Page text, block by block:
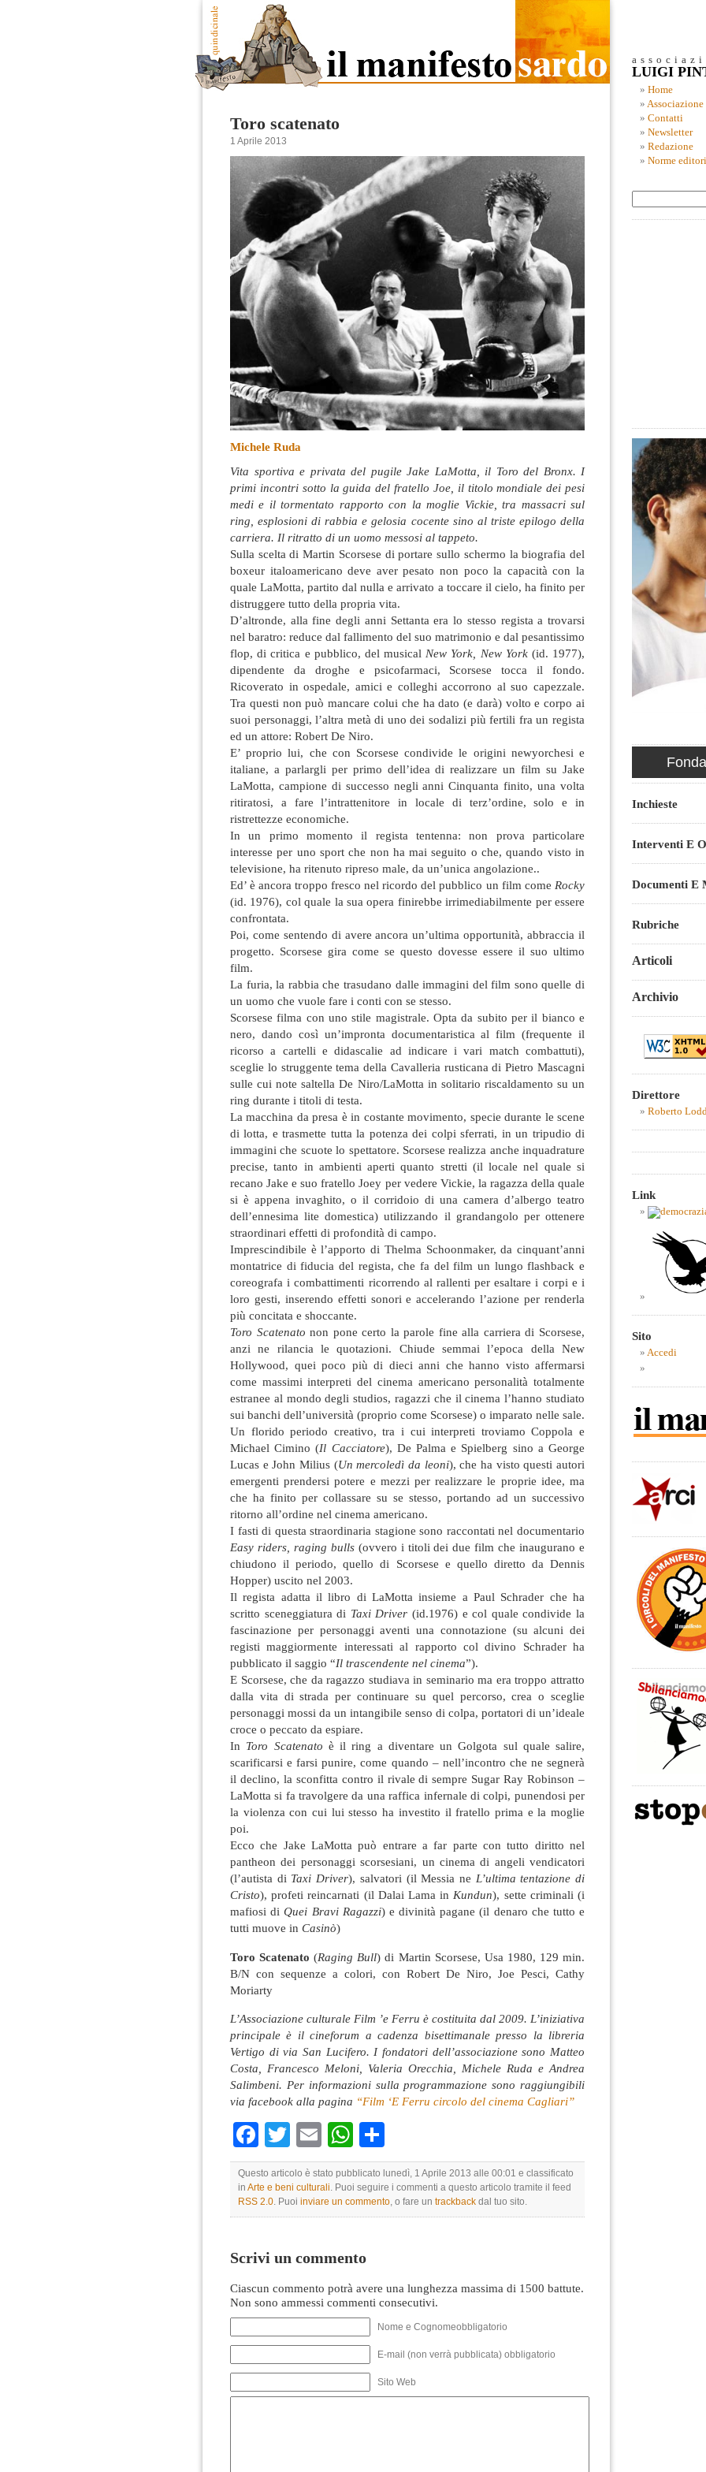
Toro scatenato
1 Aprile 2013
Michele Ruda
Vita sportiva e privata del pugile Jake LaMotta, il Toro del Bronx. I
primi incontri sotto la guida del fratello Joe, il titolo mondiale dei pesi
medi e il tormentato rapporto con la moglie Vickie, tra massacri sul
ring, esplosioni di rabbia e gelosia cocente sino al triste epilogo della
carriera. Il ritratto di un uomo messosi al tappeto.
Sulla scelta di Martin Scorsese di portare sullo schermo la biografia del
boxeur italoamericano deve aver pesato non poco la capacità con la
quale LaMotta, partito dal nulla e arrivato a toccare il cielo, ha finito per
distruggere tutto della propria vita.
D’altronde, alla fine degli anni Settanta era lo stesso regista a trovarsi
nel baratro: reduce dal fallimento del suo matrimonio e dal pesantissimo
flop, di critica e pubblico, del musical New York, New York(id. 1977),
dipendente da droghe e psicofarmaci, Scorsese tocca il fondo.
Ricoverato in ospedale, amici e colleghi accorrono al suo capezzale.
Tra questi non può mancare colui che ha dato (e darà) volto e corpo ai
suoi personaggi, l’altra metà di uno dei sodalizi più fertili fra un regista
ed un attore: Robert De Niro.
E’ proprio lui, che con Scorsese condivide le origini newyorchesi e
italiane, a parlargli per primo dell’idea di realizzare un film su Jake
LaMotta, campione di successo negli anni Cinquanta finito, una volta
ritiratosi, a fare l’intrattenitore in locale di terz’ordine, solo e in
ristrettezze economiche.
In un primo momento il regista tentenna: non prova particolare
interesse per uno sport che non ha mai seguito o che, quando visto in
televisione, ha ritenuto ripreso male, da un’unica angolazione..
Ed’ è ancora troppo fresco nel ricordo del pubblico un film come Rocky
(id. 1976), col quale la sua opera finirebbe irrimediabilmente per essere
confrontata.
Poi, come sentendo di avere ancora un’ultima opportunità, abbraccia il
progetto. Scorsese gira come se questo dovesse essere il suo ultimo
film.
La furia, la rabbia che trasudano dalle immagini del film sono quelle di
un uomo che vuole fare i conti con se stesso.
Scorsese filma con uno stile magistrale. Opta da subito per il bianco e
nero, dando così un’impronta documentaristica al film (frequente il
ricorso a cartelli e didascalie ad indicare i vari match combattuti),
sceglie lo struggente tema della Cavalleria rusticana di Pietro Mascagni
sulle cui note saltella De Niro/LaMotta in solitario riscaldamento su un
ring durante i titoli di testa.
La macchina da presa è in costante movimento, specie durante le scene
di lotta, e trasmette tutta la potenza dei colpi sferrati, in un tripudio di
immagini che scuote lo spettatore. Scorsese realizza anche inquadrature
precise, tanto in ambienti aperti quanto stretti (il locale nel quale si
recano Jake e suo fratello Joey per vedere Vickie, la ragazza della quale
si è appena invaghito, o il corridoio di una camera d’albergo teatro
dell’ennesima lite domestica) utilizzando il grandangolo per ottenere
straordinari effetti di profondità di campo.
Imprescindibile è l’apporto di Thelma Schoonmaker, da cinquant’anni
montatrice di fiducia del regista, che fa del film un lungo flashback e
coreografa i combattimenti ricorrendo al rallenti per esaltare i corpi e i
loro gesti, inserendo effetti sonori e accelerando l’azione per renderla
più concitata e shoccante.
Toro Scatenato non pone certo la parole fine alla carriera di Scorsese,
anzi ne rilancia le quotazioni. Chiude semmai l’epoca della New
Hollywood, quei poco più di dieci anni che hanno visto affermarsi
come massimi interpreti del cinema americano personalità totalmente
estranee al mondo degli studios, ragazzi che il cinema l’hanno studiato
sui banchi dell’università (proprio come Scorsese) o imparato nelle sale.
Un florido periodo creativo, tra i cui interpreti troviamo Coppola e
Michael Cimino (Il Cacciatore), De Palma e Spielberg sino a George
Lucas e John Milius (Un mercoledì da leoni), che ha visto questi autori
emergenti prendersi potere e mezzi per realizzare le proprie idee, ma
che ha finito per collassare su se stesso, portando ad un successivo
ritorno all’ordine nel cinema americano.
I fasti di questa straordinaria stagione sono raccontati nel documentario
Easy riders, raging bulls (ovvero i titoli dei due film che inaugurano e
chiudono il periodo, quello di Scorsese e quello diretto da Dennis
Hopper) uscito nel 2003.
Il regista adatta il libro di LaMotta insieme a Paul Schrader che ha
scritto sceneggiatura di Taxi Driver (id.1976) e col quale condivide la
fascinazione per personaggi aventi una connotazione (su alcuni dei
registi maggiormente interessati al rapporto col divino Schrader ha
pubblicato il saggio “Il trascendente nel cinema”).
E Scorsese, che da ragazzo studiava in seminario ma era troppo attratto
dalla vita di strada per continuare su quel percorso, crea o sceglie
personaggi mossi da un intangibile senso di colpa, portatori di un’ideale
croce o peccato da espiare.
In Toro Scatenato è il ring a diventare un Golgota sul quale salire,
scarificarsi e farsi punire, come quando – nell’incontro che ne segnerà
il declino, la sconfitta contro il rivale di sempre Sugar Ray Robinson –
LaMotta si fa travolgere da una raffica infernale di colpi, punendosi per
la violenza con cui lui stesso ha investito il fratello prima e la moglie
poi.
Ecco che Jake LaMotta può entrare a far parte con tutto diritto nel
pantheon dei personaggi scorsesiani, un cinema di angeli vendicatori
(l’autista di Taxi Driver), salvatori (il Messia ne L’ultima tentazione di
Cristo), profeti reincarnati (il Dalai Lama in Kundun), sette criminali (i
mafiosi diQuei Bravi Ragazzi) e divinità pagane (il denaro che tutto e
tutti muove in Casinò)
Toro Scatenato (Raging Bull) di Martin Scorsese, Usa 1980, 129 min.
B/N con sequenze a colori, con Robert De Niro, Joe Pesci, Cathy
Moriarty
L’Associazione culturale Film ’e Ferru è costituita dal 2009. L’iniziativa
principale è il cineforum a cadenza bisettimanale presso la libreria
Vertigo di via San Lucifero. I fondatori dell’associazione sono Matteo
Costa, Francesco Meloni, Valeria Orecchia, Michele Ruda e Andrea
Salimbeni. Per informazioni sulla programmazione sono raggiungibili
via facebook alla pagina “Film ‘E Ferru circolo del cinema Cagliari”
Facebook
TwitterEmailWhatsApp
Questo articolo è stato pubblicato lunedì, 1 Aprile 2013 alle 00:01 e classificato
in Arte e beni culturali. Puoi seguire i commenti a questo articolo tramite il feed
RSS 2.0. Puoi inviare un commento, o fare un trackback dal tuo sito.
Scrivi un commento
Ciascun commento potrà avere una lunghezza massima di 1500 battute.
Non sono ammessi commenti consecutivi.
Nome e Cognomeobbligatorio
E-mail (non verrà pubblicata) obbligatorio
Sito Web
LUIGI
Home
Associazione
Contatti
Newsletter
Redazione
Norme
Inchieste
Interventi E
Documenti E
Rubriche
Articoli
Archivio
Direttore
Roberto
Link
Sito
Accedi